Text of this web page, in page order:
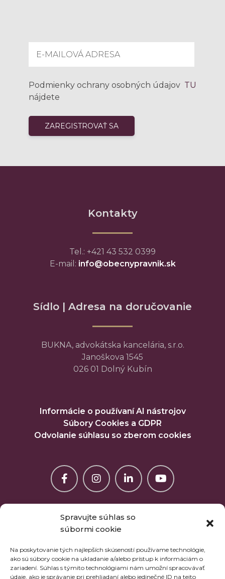
Spravujte súhlas so
súbormi cookie
Na poskytovanie tých najlepších skúseností používame technológie,
ako sú súbory cookie na ukladanie a/alebo prístup k informáciám o
zariadení. Súhlas s týmito technológiami nám umožní spracovávať
údaje, ako je správanie pri prehliadaní alebo jedinečné ID na tejto
Podmienky ochrany osobných údajov
nájdete
TU
Kontakty
Tel.: +421 43 532 0399
E-mail: info@obecnypravnik.sk
Sídlo | Adresa na doručovanie
BUKNA, advokátska kancelária, s.r.o.
Janoškova 1545
026 01 Dolný Kubín
Informácie o používaní AI nástrojov
Súbory Cookies a GDPR
Odvolanie súhlasu so zberom cookies